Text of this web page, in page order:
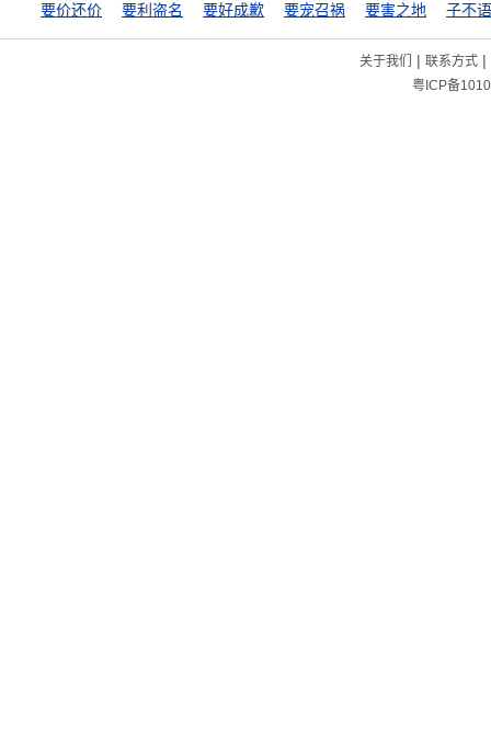
要价还价 要利盗名 要好成歉 要宠召祸 要害之地 子不
关于我们 | 联系方式|
粤ICP备